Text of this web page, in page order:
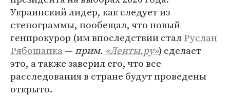
Украинский лидер, как следует из
стенограммы, пообещал, что новый
генпрокурор (им впоследствии сталРуслан
Рябошапка— прим. «Ленты.ру») сделает
это, а также заверил его, что все
расследования в стране будут проведены
открыто.